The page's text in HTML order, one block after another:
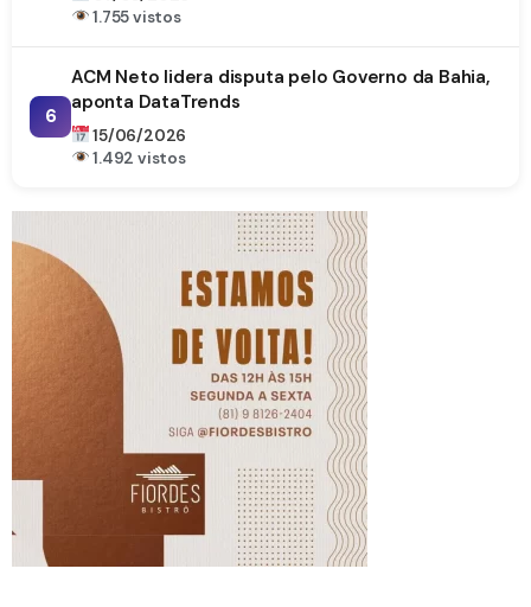
1.755 vistos
6
ACM Neto lidera disputa pelo Governo da Bahia,
aponta DataTrends
15/06/2026
1.492 vistos